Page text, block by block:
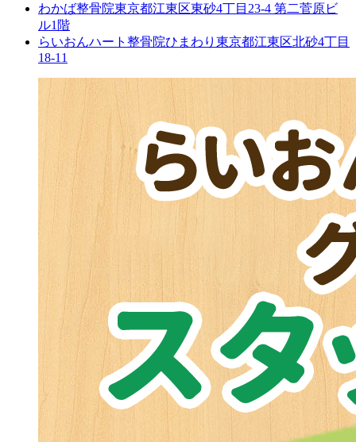
わかば整骨院東京都江東区東砂4丁目23-4 第二菅原ビ
ル1階
らいおんハート整骨院ひまわり 東京都江東区北砂4丁目
18-11